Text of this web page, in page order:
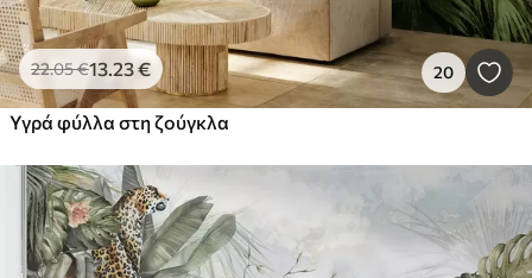
22.05€13.23€ 20
Υγρά φύλλα στη ζούγκλα